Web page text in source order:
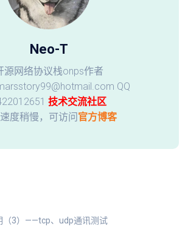
Neo-T
源网络协议栈onps作者
QQ
技术交流社区
度稍慢，可访问官方博客
（3）——tcp、udp通讯测试